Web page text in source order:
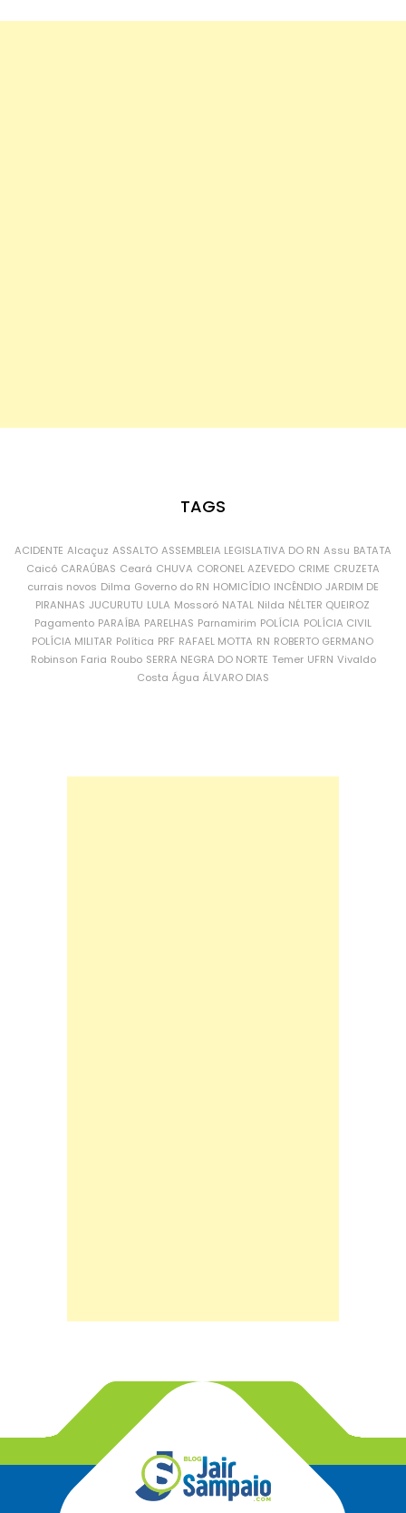
TAGS
ACIDENTE Alcaçuz ASSALTO ASSEMBLEIA LEGISLATIVA DO RN Assu BATATA
Caicó CARAÚBAS Ceará CHUVA CORONEL AZEVEDO CRIME CRUZETA
currais novos Dilma Governo do RN HOMICÍDIO INCÊNDIO JARDIM DE
PIRANHAS JUCURUTU LULA Mossoró NATAL Nilda NÉLTER QUEIROZ
Pagamento PARAÍBA PARELHAS Parnamirim POLÍCIA POLÍCIA CIVIL
POLÍCIA MILITAR Política PRF RAFAEL MOTTA RN ROBERTO GERMANO
Robinson Faria Roubo SERRA NEGRA DO NORTE Temer UFRN Vivaldo
Costa Água ÁLVARO DIAS